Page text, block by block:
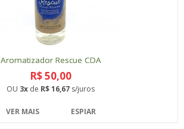
Aromatizador Rescue CDA
R$ 50,00
OU 3x de R$ 16,67 s/juros
VER MAIS ESPIAR